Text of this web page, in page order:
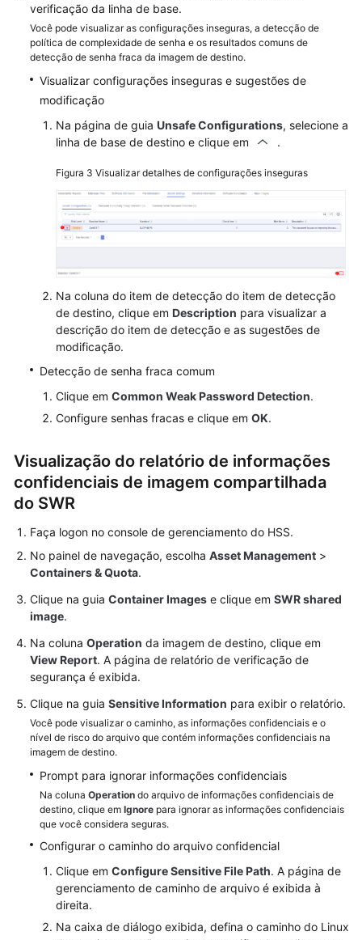
verificação da linha de base.
Você pode visualizar as configurações inseguras, a detecção de
política de complexidade de senha e os resultados comuns de
detecção de senha fraca da imagem de destino.
Visualizar configurações inseguras e sugestões de
modificação
Na página de guia Unsafe Configurations, selecione a
linha de base de destino e clique em
.
Figura 3 Visualizar detalhes de configurações inseguras
Na coluna do item de detecção do item de detecção
de destino, clique em Description para visualizar a
descrição do item de detecção e as sugestões de
modificação.
Detecção de senha fraca comum
Clique em Common Weak Password Detection.
Configure senhas fracas e clique em OK.
Visualização do relatório de informações
confidenciais de imagem compartilhada
do SWR
Faça logon no console de gerenciamento do HSS.
No painel de navegação, escolha Asset Management >
Containers & Quota.
Clique na guia Container Images e clique em SWR shared
image.
Na coluna Operation da imagem de destino, clique em
View Report. A página de relatório de verificação de
segurança é exibida.
Clique na guia Sensitive Information para exibir o relatório.
Você pode visualizar o caminho, as informações confidenciais e o
nível de risco do arquivo que contém informações confidenciais na
imagem de destino.
Prompt para ignorar informações confidenciais
Na coluna Operation do arquivo de informações confidenciais de
destino, clique em Ignore para ignorar as informações confidenciais
que você considera seguras.
Configurar o caminho do arquivo confidencial
Clique em Configure Sensitive File Path. A página de
gerenciamento de caminho de arquivo é exibida à
direita.
Na caixa de diálogo exibida, defina o caminho do Linux